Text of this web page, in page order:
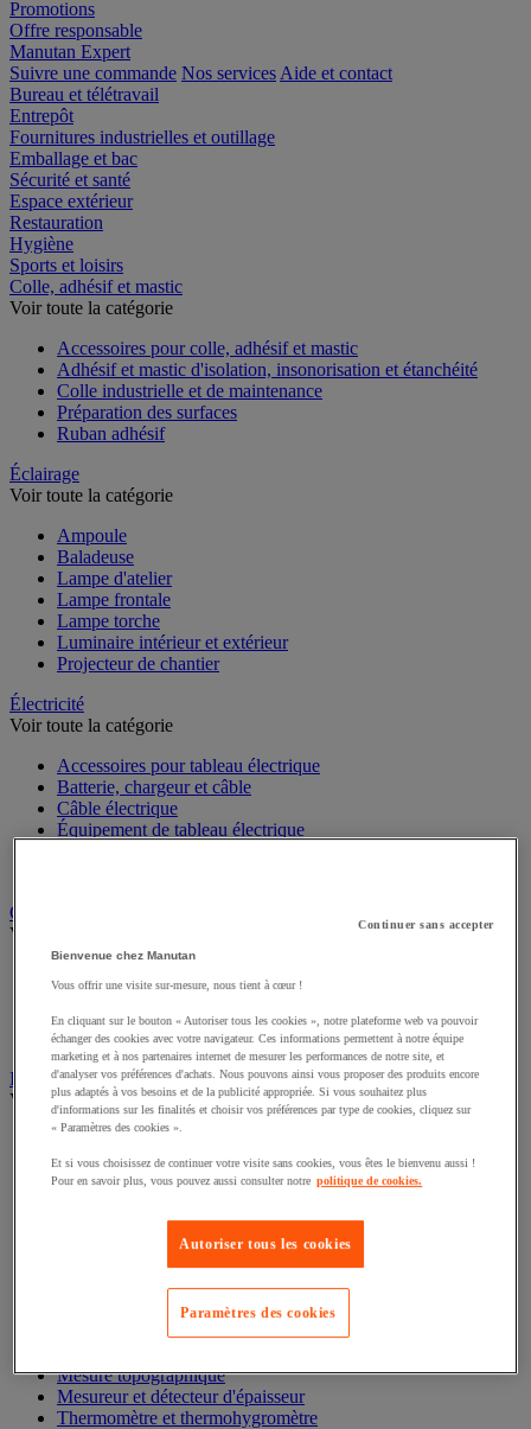
Promotions
Offre responsable
Manutan Expert
Suivre une commande Nos services Aide et contact
Bureau et télétravail
Entrepôt
Fournitures industrielles et outillage
Emballage et bac
Sécurité et santé
Espace extérieur
Restauration
Hygiène
Sports et loisirs
Colle, adhésif et mastic
Voir toute la catégorie
Accessoires pour colle, adhésif et mastic
Adhésif et mastic d'isolation, insonorisation et étanchéité
Colle industrielle et de maintenance
Préparation des surfaces
Ruban adhésif
Éclairage
Voir toute la catégorie
Ampoule
Baladeuse
Lampe d'atelier
Lampe frontale
Lampe torche
Luminaire intérieur et extérieur
Projecteur de chantier
Électricité
Voir toute la catégorie
Accessoires pour tableau électrique
Batterie, chargeur et câble
Câble électrique
Équipement de tableau électrique
Graissage et lubrifiant
Voir toute la catégorie
Graisse et huile
Lubrifiant et dégrippant
Outils de graissage
Instrument de mesure
Voir toute la catégorie
Compteur et compteur-métreur
Dynamomètre
Instrument de mesure de laboratoire
Mesure de distance
Mesure de la vitesse
Mesure de l'environnement
Mesure d'électricité
Mesure du temps
Mesure topographique
Mesureur et détecteur d'épaisseur
Thermomètre et thermohygromètre
Continuer sans accepter
Bienvenue chez Manutan
Vous offrir une visite sur-mesure, nous tient à cœur !
En cliquant sur le bouton « Autoriser tous les cookies », notre plateforme web va pouvoir
échanger des cookies avec votre navigateur. Ces informations permettent à notre équipe
marketing et à nos partenaires internet de mesurer les performances de notre site, et
d'analyser vos préférences d'achats. Nous pouvons ainsi vous proposer des produits encore
plus adaptés à vos besoins et de la publicité appropriée. Si vous souhaitez plus
d'informations sur les finalités et choisir vos préférences par type de cookies, cliquez sur
« Paramètres des cookies ».
Et si vous choisissez de continuer votre visite sans cookies, vous êtes le bienvenu aussi !
Pour en savoir plus, vous pouvez aussi consulter notre politique de cookies.
Autoriser tous les cookies
Paramètres des cookies